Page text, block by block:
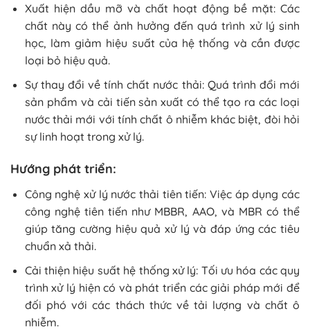
Xuất hiện dầu mỡ và chất hoạt động bề mặt: Các
chất này có thể ảnh hưởng đến quá trình xử lý sinh
học, làm giảm hiệu suất của hệ thống và cần được
loại bỏ hiệu quả.
Sự thay đổi về tính chất nước thải: Quá trình đổi mới
sản phẩm và cải tiến sản xuất có thể tạo ra các loại
nước thải mới với tính chất ô nhiễm khác biệt, đòi hỏi
sự linh hoạt trong xử lý.
Hướng phát triển:
Công nghệ xử lý nước thải tiên tiến: Việc áp dụng các
công nghệ tiên tiến như MBBR, AAO, và MBR có thể
giúp tăng cường hiệu quả xử lý và đáp ứng các tiêu
chuẩn xả thải.
Cải thiện hiệu suất hệ thống xử lý: Tối ưu hóa các quy
trình xử lý hiện có và phát triển các giải pháp mới để
đối phó với các thách thức về tải lượng và chất ô
nhiễm.